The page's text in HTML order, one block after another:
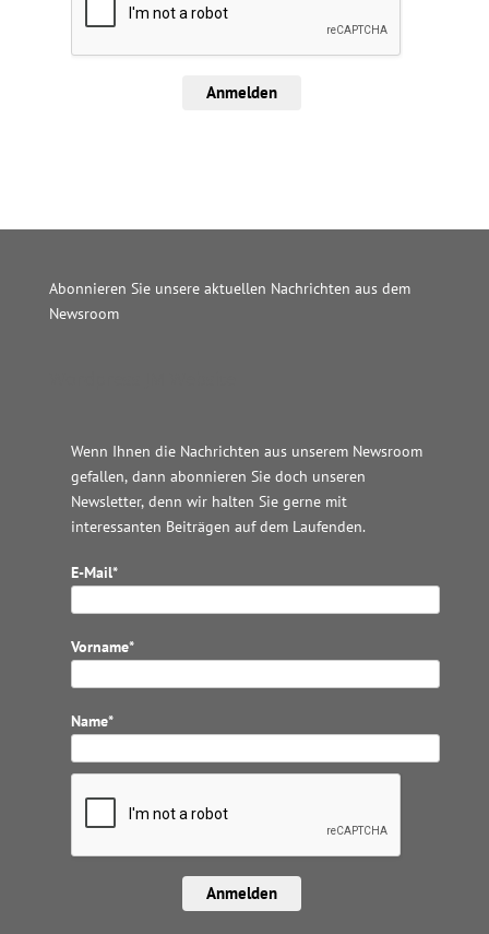
Anmelden
Abonnieren Sie unsere aktuellen Nachrichten aus dem
Newsroom
Wenn Ihnen die Nachrichten aus unserem Newsroom
gefallen, dann abonnieren Sie doch unseren
Newsletter, denn wir halten Sie gerne mit
interessanten Beiträgen auf dem Laufenden.
E-Mail*
Vorname*
Name*
Anmelden